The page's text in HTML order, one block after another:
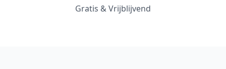
Gratis & Vrijblijvend